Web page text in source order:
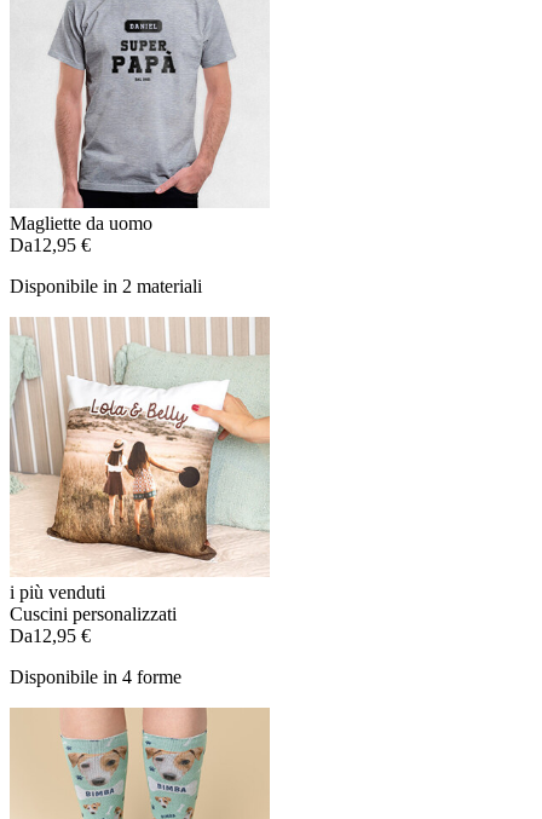
Magliette da uomo
Da12,95 €
Disponibile in 2 materiali
i più venduti
Cuscini personalizzati
Da12,95 €
Disponibile in 4 forme